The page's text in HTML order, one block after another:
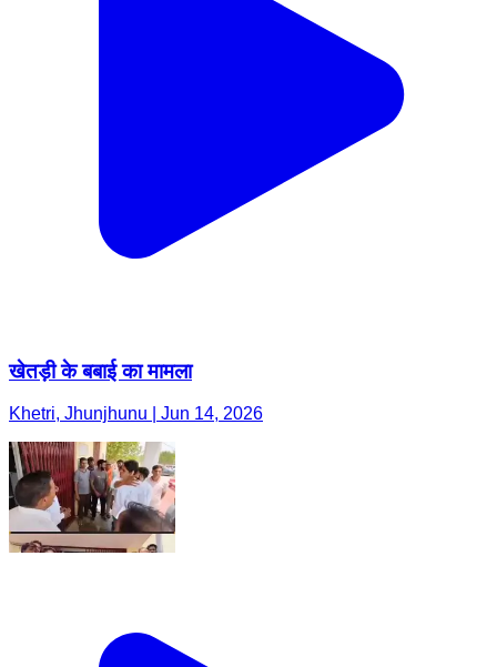
खेतड़ी के बबाई का मामला
Khetri, Jhunjhunu | Jun 14, 2026